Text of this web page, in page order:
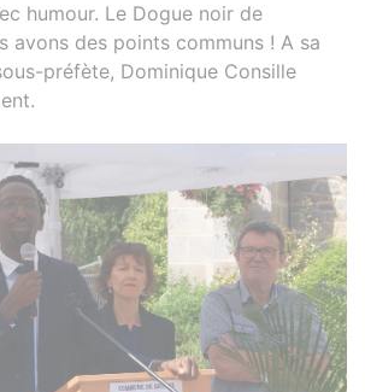
humour. Le Dogue noir de
avons des points communs ! A sa
préfète, Dominique Consille